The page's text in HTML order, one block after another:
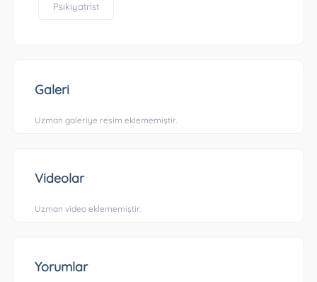
Psikiyatrist
Galeri
Uzman galeriye resim eklememiştir.
Videolar
Uzman video eklememiştir.
Yorumlar